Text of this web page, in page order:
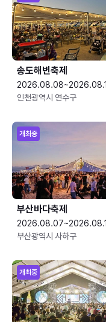
송도해변축제
인천광역시 연수구
개최중
부산바다축제
부산광역시 사하구
개최중